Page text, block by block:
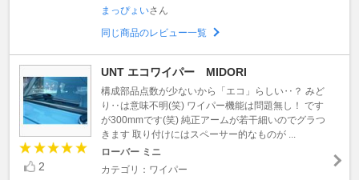
まっぴょいさん
同じ商品のレビュー一覧
2
UNT エコワイパー MIDORI
構成部品点数が少ないから「エコ」らしい‥？ みど
り‥は意味不明(笑) ワイパー機能は問題無し！ です
が300mmです(笑) 純正アームが若干細いのでグラつ
きます 取り付けにはスペーサー的なものが ...
ローバー ミニ
カテゴリ：ワイパー